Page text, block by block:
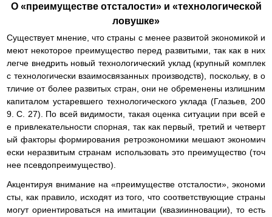
О «преимуществе отсталости» и «технологической
ловушке»
Существует мнение, что страны с менее развитой экономикой и
меют некоторое преимущество перед развитыми, так как в них
легче внедрить новый технологический уклад (крупный комплек
с технологически взаимосвязанных производств), поскольку, в о
тличие от более развитых стран, они не обременены излишним
капиталом устаревшего технологического уклада (Глазьев, 200
9. С. 27). По всей видимости, такая оценка ситуации при всей е
е привлекательности спорная, так как первый, третий и четверт
ый факторы формирования ретроэкономики мешают экономич
ески неразвитым странам использовать это преимущество (точ
нее псевдопреимущество).
Акцентируя внимание на «преимуществе отсталости», экономи
сты, как правило, исходят из того, что соответствующие страны
могут ориентироваться на имитации (квазиинновации), то есть